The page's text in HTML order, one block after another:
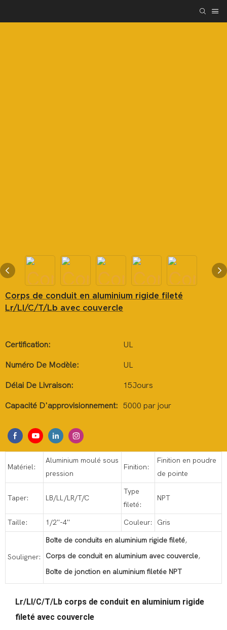
Corps de conduit en aluminium rigide fileté
Lr/Ll/C/T/Lb avec couvercle
Certification: UL
Numéro De Modèle: UL
Délai De Livraison: 15Jours
Capacité D'approvisionnement: 5000 par jour
Matériel:
Aluminium moulé sous
pression
Finition:
Finition en poudre
de pointe
Taper: LB/LL/LR/T/C
Type
fileté:
NPT
Taille: 1/2''-4'' Couleur: Gris
Souligner:
Boîte de conduits en aluminium rigide fileté,
Corps de conduit en aluminium avec couvercle,
Boîte de jonction en aluminium filetée NPT
Lr/Ll/C/T/Lb corps de conduit en aluminium rigide
fileté avec couvercle